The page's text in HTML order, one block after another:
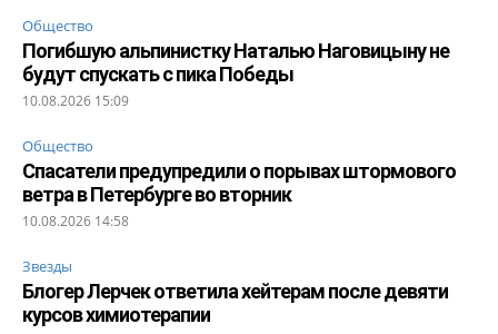
Общество
Погибшую альпинистку Наталью Наговицыну не
будут спускать с пика Победы
10.08.2026 15:09
Общество
Спасатели предупредили о порывах штормового
ветра в Петербурге во вторник
10.08.2026 14:58
Звезды
Блогер Лерчек ответила хейтерам после девяти
курсов химиотерапии